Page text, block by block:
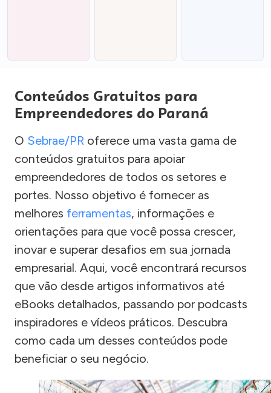
Conteúdos Gratuitos para
Empreendedores do Paraná
O Sebrae/PR oferece uma vasta gama de
conteúdos gratuitos para apoiar
empreendedores de todos os setores e
portes. Nosso objetivo é fornecer as
melhores ferramentas, informações e
orientações para que você possa crescer,
inovar e superar desafios em sua jornada
empresarial. Aqui, você encontrará recursos
que vão desde artigos informativos até
eBooks detalhados, passando por podcasts
inspiradores e vídeos práticos. Descubra
como cada um desses conteúdos pode
beneficiar o seu negócio.